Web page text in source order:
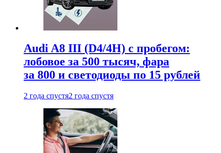
Audi A8 III (D4/4H) c пробегом:
лобовое за 500 тысяч, фара
за 800 и светодиоды по 15 рублей
2 года спустя2 года спустя